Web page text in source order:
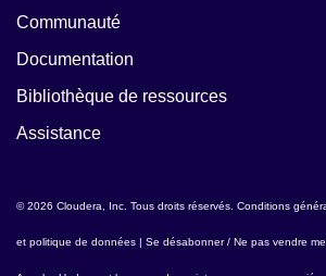
Communauté
Documentation
Bibliothèque de ressources
Assistance
© 2026 Cloudera, Inc. Tous droits réservés. Conditions
et politique de données | Se désabonner / Ne pas vendre